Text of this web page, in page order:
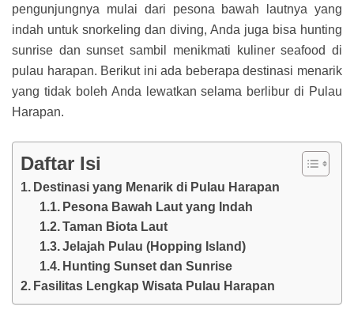
pengunjungnya mulai dari pesona bawah lautnya yang
indah untuk snorkeling dan diving, Anda juga bisa hunting
sunrise dan sunset sambil menikmati kuliner seafood di
pulau harapan. Berikut ini ada beberapa destinasi menarik
yang tidak boleh Anda lewatkan selama berlibur di Pulau
Harapan.
Daftar Isi
Destinasi yang Menarik di Pulau Harapan
Pesona Bawah Laut yang Indah
Taman Biota Laut
Jelajah Pulau (Hopping Island)
Hunting Sunset dan Sunrise
Fasilitas Lengkap Wisata Pulau Harapan